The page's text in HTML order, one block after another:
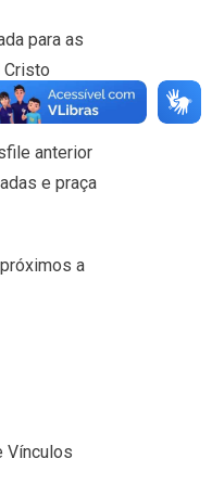
para as
Cristo
anterior
e praça
a
Vínculos